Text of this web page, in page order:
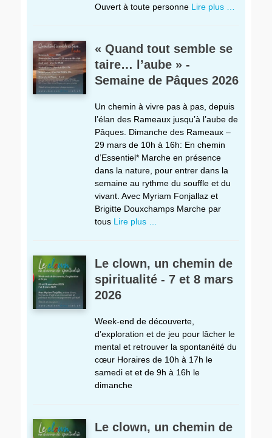
Ouvert à toute personne Lire plus …
« Quand tout semble se
taire… l’aube » -
Semaine de Pâques 2026
Un chemin à vivre pas à pas, depuis
l’élan des Rameaux jusqu’à l’aube de
Pâques. Dimanche des Rameaux –
29 mars de 10h à 16h: En chemin
d’Essentiel* Marche en présence
dans la nature, pour entrer dans la
semaine au rythme du souffle et du
vivant. Avec Myriam Fonjallaz et
Brigitte Douxchamps Marche par
tous Lire plus …
Le clown, un chemin de
spiritualité - 7 et 8 mars
2026
Week-end de découverte,
d’exploration et de jeu pour lâcher le
mental et retrouver la spontanéité du
cœur Horaires de 10h à 17h le
samedi et et de 9h à 16h le
dimanche
Le clown, un chemin de